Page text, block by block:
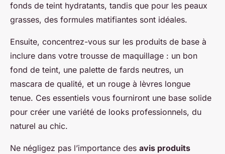
fonds de teint hydratants, tandis que pour les peaux
grasses, des formules matifiantes sont idéales.
Ensuite, concentrez-vous sur les produits de base à
inclure dans votre trousse de maquillage : un bon
fond de teint, une palette de fards neutres, un
mascara de qualité, et un rouge à lèvres longue
tenue. Ces essentiels vous fourniront une base solide
pour créer une variété de looks professionnels, du
naturel au chic.
Ne négligez pas l’importance des avis produits